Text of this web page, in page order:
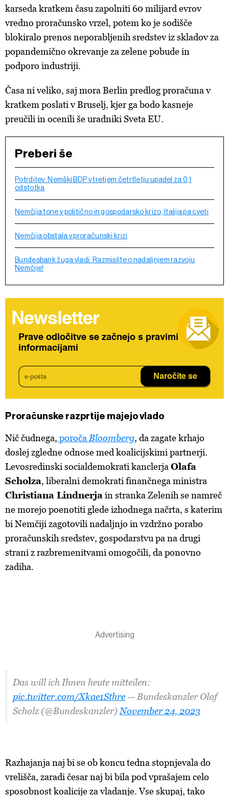
karseda kratkem času zapolniti 60 milijard evrov
vredno proračunsko vrzel, potem ko je sodišče
blokiralo prenos neporabljenih sredstev iz skladov za
popandemično okrevanje za zelene pobude in
podporo industriji.
Časa ni veliko, saj mora Berlin predlog proračuna v
kratkem poslati v Bruselj, kjer ga bodo kasneje
preučili in ocenili še uradniki Sveta EU.
Preberi še
Potrditev: Nemški BDP v tretjem četrtletju upadel za 0,1
odstotka
Nemčija tone v politično in gospodarsko krizo, Italija pa cveti
Nemčija obstala v proračunski krizi
Bundesbank žuga vladi: Razmislite o nadaljnjem razvoju
Nemčije!
Newsletter
Prave odločitve se začnejo s pravimi
informacijami
Naročite se
Proračunske razprtije majejo vlado
Nič čudnega, poroča Bloomberg, da zagate krhajo
doslej zgledne odnose med koalicijskimi partnerji.
Levosredinski socialdemokrati kanclerja Olafa
Scholza, liberalni demokrati finančnega ministra
Christiana Lindnerja in stranka Zelenih se namreč
ne morejo poenotiti glede izhodnega načrta, s katerim
bi Nemčiji zagotovili nadaljnjo in vzdržno porabo
proračunskih sredstev, gospodarstvu pa na drugi
strani z razbremenitvami omogočili, da ponovno
zadiha.
Das will ich Ihnen heute mitteilen:
pic.twitter.com/Xkae1Sthre — Bundeskanzler Olaf
Scholz (@Bundeskanzler)November 24, 2023
Razhajanja naj bi se ob koncu tedna stopnjevala do
vrelišča, zaradi česar naj bi bila pod vprašajem celo
sposobnost koalicije za vladanje. Vse skupaj, tako